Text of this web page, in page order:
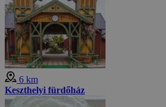
6 km
Keszthelyi fürdőház